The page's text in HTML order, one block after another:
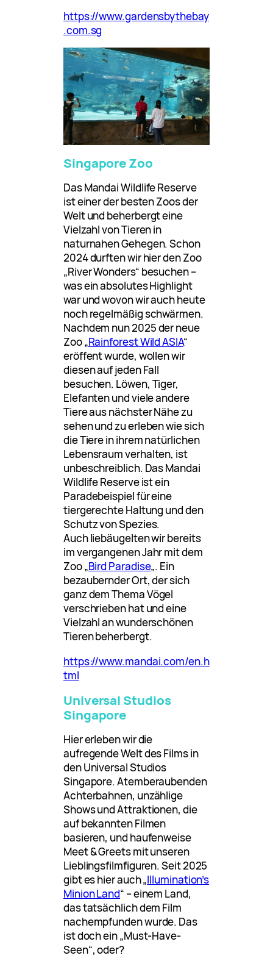
https://www.gardensbythebay
.com.sg
Singapore Zoo
Das Mandai Wildlife Reserve
ist einer der besten Zoos der
Welt und beherbergt eine
Vielzahl von Tieren in
naturnahen Gehegen. Schon
2024 durften wir hier den Zoo
„River Wonders“ besuchen –
was ein absolutes Highlight
war und wovon wir auch heute
noch regelmäßig schwärmen.
Nachdem nun 2025 der neue
Zoo „Rainforest Wild ASIA“
eröffent wurde, wollen wir
diesen auf jeden Fall
besuchen. Löwen, Tiger,
Elefanten und viele andere
Tiere aus nächster Nähe zu
sehen und zu erleben wie sich
die Tiere in ihrem natürlichen
Lebensraum verhalten, ist
unbeschreiblich. Das Mandai
Wildlife Reserve ist ein
Paradebeispiel für eine
tiergerechte Haltung und den
Schutz von Spezies.
Auch liebäugelten wir bereits
im vergangenen Jahr mit dem
Zoo „Bird Paradise„. Ein
bezaubernder Ort, der sich
ganz dem Thema Vögel
verschrieben hat und eine
Vielzahl an wunderschönen
Tieren beherbergt.
https://www.mandai.com/en.h
tml
Universal Studios
Singapore
Hier erleben wir die
aufregende Welt des Films in
den Universal Studios
Singapore. Atemberaubenden
Achterbahnen, unzählige
Shows und Attraktionen, die
auf bekannten Filmen
basieren, und haufenweise
Meet & Greets mit unseren
Lieblingsfilmfiguren. Seit 2025
gibt es hier auch „Illumination’s
Minion Land“ – einem Land,
das tatsächlich dem Film
nachempfunden wurde. Das
ist doch ein „Must-Have-
Seen“, oder?